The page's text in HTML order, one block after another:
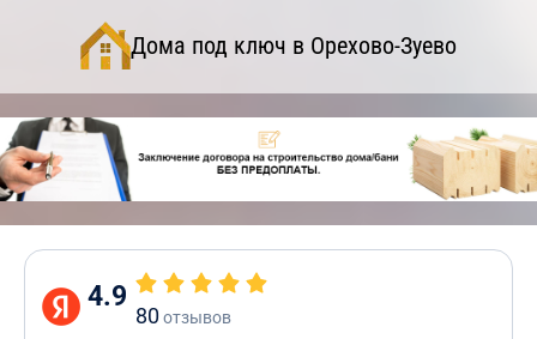
Дома под ключ в Орехово-Зуево
4.9
80отзывов